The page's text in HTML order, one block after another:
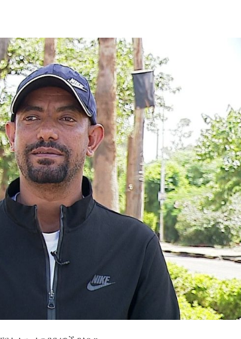
August 7, 2026July 30, 2026
ትርክትን በማረም እና የወል ትርክትን
ሃላፊነቱን እየተወጣ ይገኛል
AmnAdmin October 17, 2025